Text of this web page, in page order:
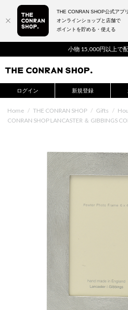
小物 15,000円以上で
ログイン 新規登録
Home / THE CONRAN SHOP / Gifts /
CONRAN SHOP LANCASTER ＆ GIBBINGS
THE CONRAN SHOP公式アプ
オンラインショップと店舗で
ポイントを貯める・使える